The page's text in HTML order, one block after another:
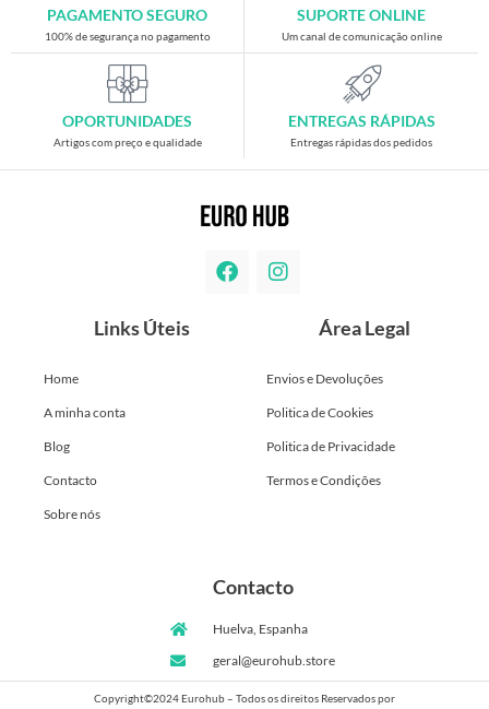
PAGAMENTO SEGURO
100% de segurança no pagamento
SUPORTE ONLINE
Um canal de comunicação online
OPORTUNIDADES
Artigos com preço e qualidade
ENTREGAS RÁPIDAS
Entregas rápidas dos pedidos
Links Úteis
Home
A minha conta
Blog
Contacto
Sobre nós
Área Legal
Envios e Devoluções
Politica de Cookies
Politica de Privacidade
Termos e Condições
Contacto
Huelva, Espanha
geral@eurohub.store
Copyright©2024 Eurohub – Todos os direitos Reservados por